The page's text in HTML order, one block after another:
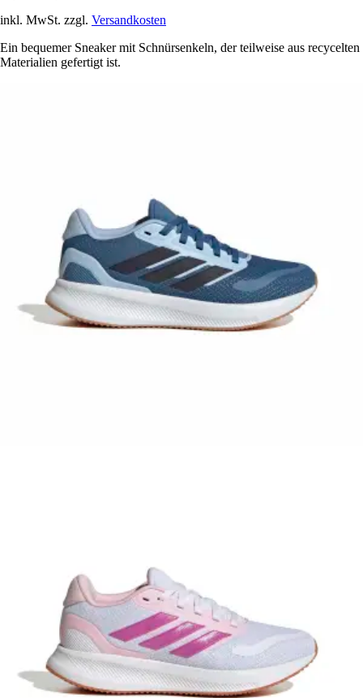
inkl. MwSt. zzgl. Versandkosten
Ein bequemer Sneaker mit Schnürsenkeln, der teilweise aus recycelten
Materialien gefertigt ist.